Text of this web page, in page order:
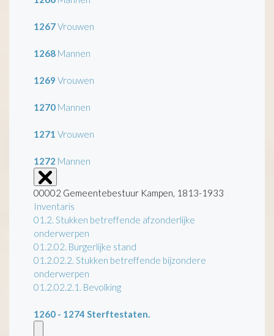
1267Vrouwen
1268 Mannen
1269 Vrouwen
1270 Mannen
1271 Vrouwen
1272 Mannen
00002 Gemeentebestuur Kampen, 1813-1933
Inventaris
01.2. Stukken betreffende afzonderlijke
onderwerpen
01.2.02. Burgerlijke stand
01.2.02.2. Stukken betreffende bijzondere
onderwerpen
01.2.02.2.1. Bevolking
1260 - 1274 Sterftestaten.